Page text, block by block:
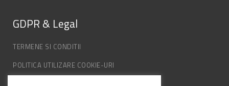
GDPR & Legal
TERMENE SI CONDITII
POLITICA UTILIZARE COOKIE-URI